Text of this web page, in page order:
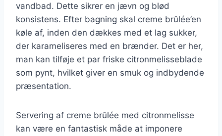
vandbad. Dette sikrer en jævn og blød
konsistens. Efter bagning skal creme brûlée’en
køle af, inden den dækkes med et lag sukker,
der karameliseres med en brænder. Det er her,
man kan tilføje et par friske citronmelisseblade
som pynt, hvilket giver en smuk og indbydende
præsentation.
Servering af creme brûlée med citronmelisse
kan være en fantastisk måde at imponere